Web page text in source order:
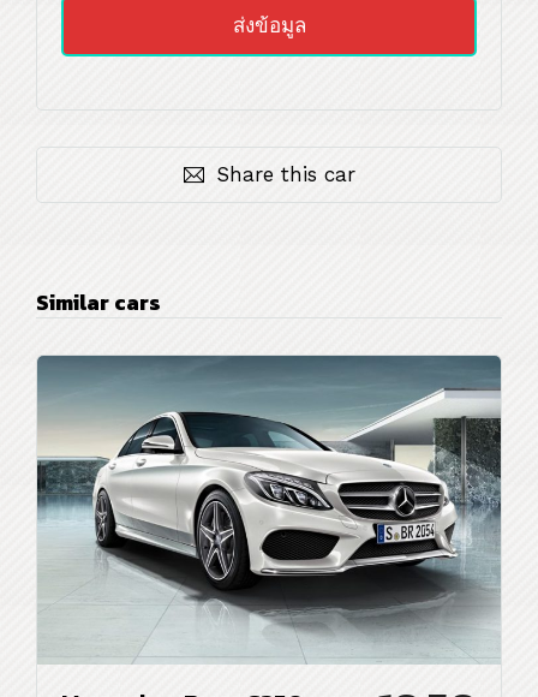
Share this car
Similar cars